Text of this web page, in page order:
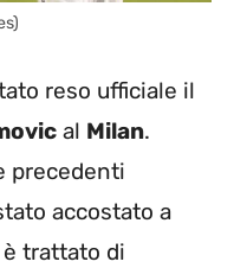
reso ufficiale il
al Milan.
precedenti
accostato a
trattato di